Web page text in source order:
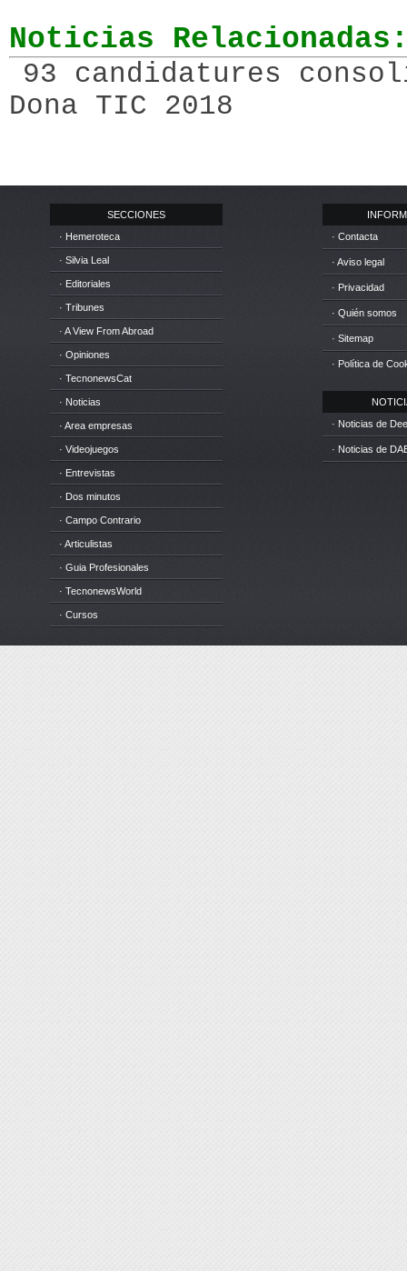
Noticias
93 candidatures
Dona TIC 2018
SECCIONES
· Hemeroteca
· Silvia Leal
· Editoriales
· Tribunes
· A View From Abroad
· Opiniones
· TecnonewsCat
· Noticias
· Area empresas
· Videojuegos
· Entrevistas
· Dos minutos
· Campo Contrario
· Articulistas
· Guia Profesionales
· TecnonewsWorld
· Cursos
· Contacta
· Aviso legal
· Privacidad
· Quién somos
· Sitemap
· Política de
· Noticias de
· Noticias de